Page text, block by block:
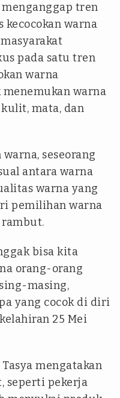
menganggap tren
kecocokan warna
pada satu tren
warna
warna
mata, dan
seseorang
antara warna
warna yang
pemilihan warna
bisa kita
orang-orang
masing,
yang cocok di diri
25 Mei
mengatakan
seperti pekerja